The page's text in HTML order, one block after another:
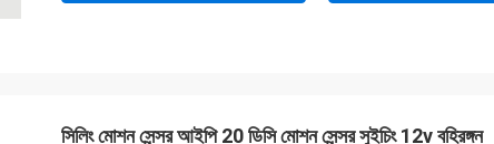
সিলিং মোশন সেন্সর আইপি 20 ডিসি মোশন সেন্সর সুইচিং 12v বহিরঙ্গন